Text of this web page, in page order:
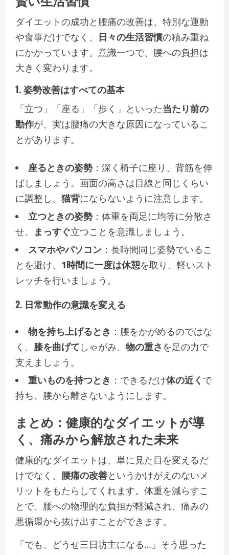
ダイエットの成功と腰痛の改善は、特別な運動
や食事だけでなく、 日々の生活習慣の積み重ね
にかかっています。意識一つで、腰への負担は
大きく変わります。
1. 姿勢改善はすべての基本
「立つ」「座る」「歩く」といった当たり前の
動作が、実は腰痛の大きな原因になっているこ
とがあります。
座るときの姿勢 ：深く椅子に座り、背筋を伸
ばしましょう。画面の高さは目線と同じくらい
に調整し、 猫背にならないように注意します。
立つときの姿勢 ：体重を両足に均等に分散さ
せ、
まっすぐ立つことを意識しましょう。
スマホやパソコン ：長時間同じ姿勢でいるこ
とを避け、 1時間に一度は休憩を取り、軽いスト
レッチを行いましょう。
2. 日常動作の意識を変える
物を持ち上げるとき ：腰をかがめるのではな
く、 膝を曲げて しゃがみ、 物の重さ を足の力で
支えましょう。
重いものを持つとき ：できるだけ体の近く で
持ち、腰から離さないようにします。
まとめ： 健康的なダイエットが導
く、 痛みから解放された未来
健康的なダイエットは、単に見た目を変えるだ
けでなく、 腰痛の改善というかけがえのないメ
リットをもたらしてくれます。体重を減らすこ
とで、腰への物理的な負担が軽減され、痛みの
悪循環から抜け出すことができます。
「でも、どうせ三日坊主になる…」そう思った